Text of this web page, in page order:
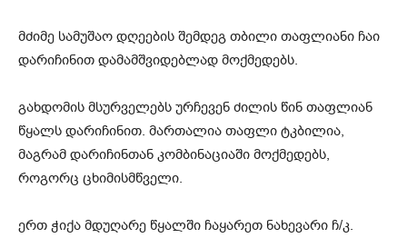
მძიმე სამუშაო დღეების შემდეგ თბილი თაფლიანი ჩაი
დარიჩინით დამამშვიდებლად მოქმედებს.
გახდომის მსურველებს ურჩევენ ძილის წინ თაფლიან
წყალს დარიჩინით. მართალია თაფლი ტკბილია,
მაგრამ დარიჩინთან კომბინაციაში მოქმედებს,
როგორც ცხიმისმწველი.
ერთ ჭიქა მდუღარე წყალში ჩაყარეთ ნახევარი ჩ/კ.